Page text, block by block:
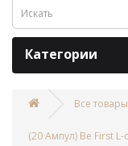
Категории
Все товары
(20 Ампул) Be First